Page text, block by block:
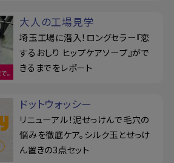
大人の工場見学
埼玉工場に潜入！ロングセラー『恋
するおしり ヒップケアソープ』がで
きるまでをレポート
ドットウォッシー
リニューアル！泥せっけんで毛穴の
悩みを徹底ケア。シルク玉とせっけ
ん置きの3点セット